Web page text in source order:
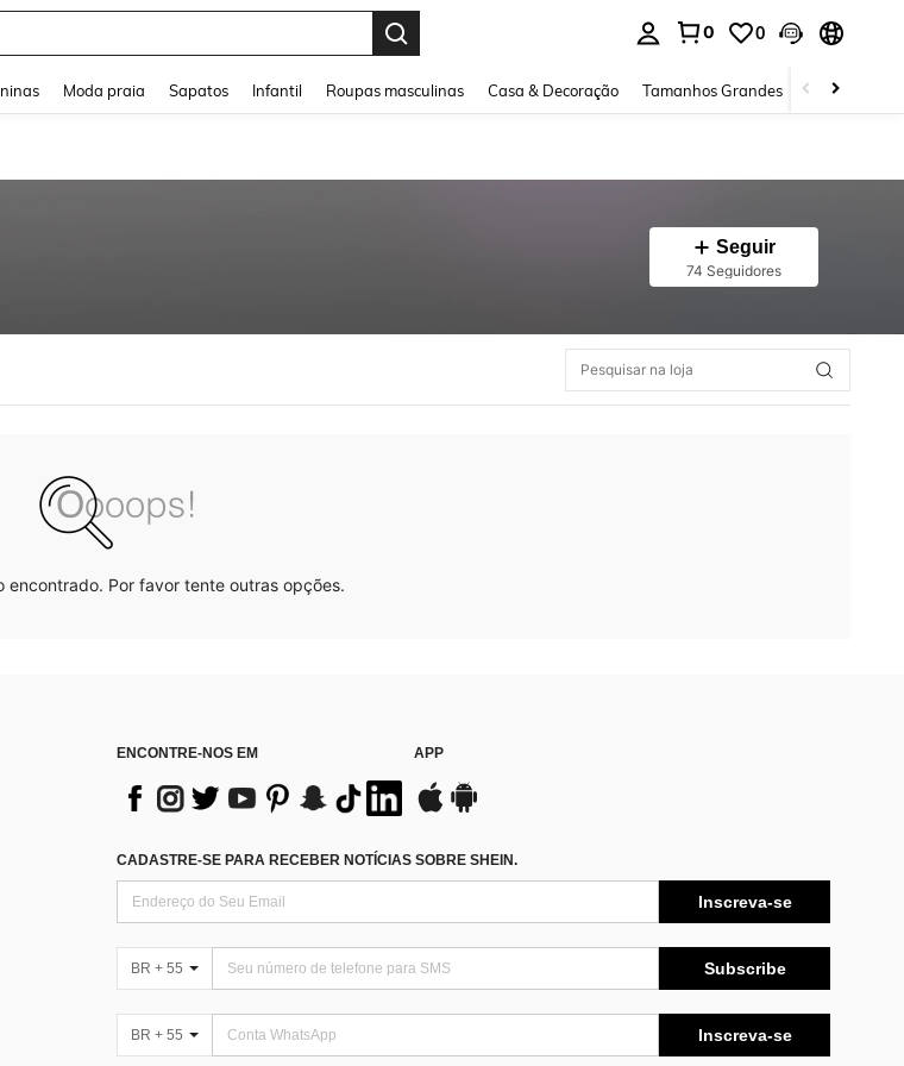
0 0
Moda praia Sapatos Infantil Roupas masculinas Casa & Decoração Tamanhos Grandes Joias e
Seguir
74 Seguidores
encontrado. Por favor tente outras opções.
ENCONTRE-NOS EM APP
CADASTRE-SE PARA RECEBER NOTÍCIAS SOBRE SHEIN.
Inscreva-se
BR + 55 Subscribe
BR + 55 Inscreva-se